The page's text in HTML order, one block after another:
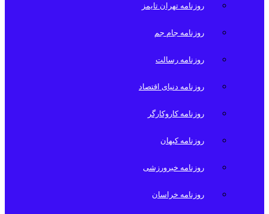
روزنامه تهران تایمز
روزنامه جام جم
روزنامه رسالت
روزنامه دنیای اقتصاد
روزنامه کاروکارگر
روزنامه کیهان
روزنامه خبرورزشی
روزنامه خراسان